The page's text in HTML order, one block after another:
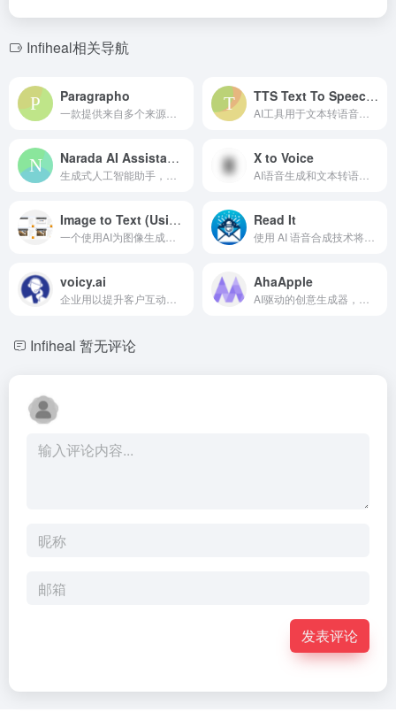
Infiheal相关导航
Paragrapho TTS Text To Speech – Voice Reader Online
Narada AI Assistant: Chat With Your Tools X to Voice
Image to Text (Using AI) Read It
voicy.ai AhaApple
Infiheal 暂无评论
发表评论